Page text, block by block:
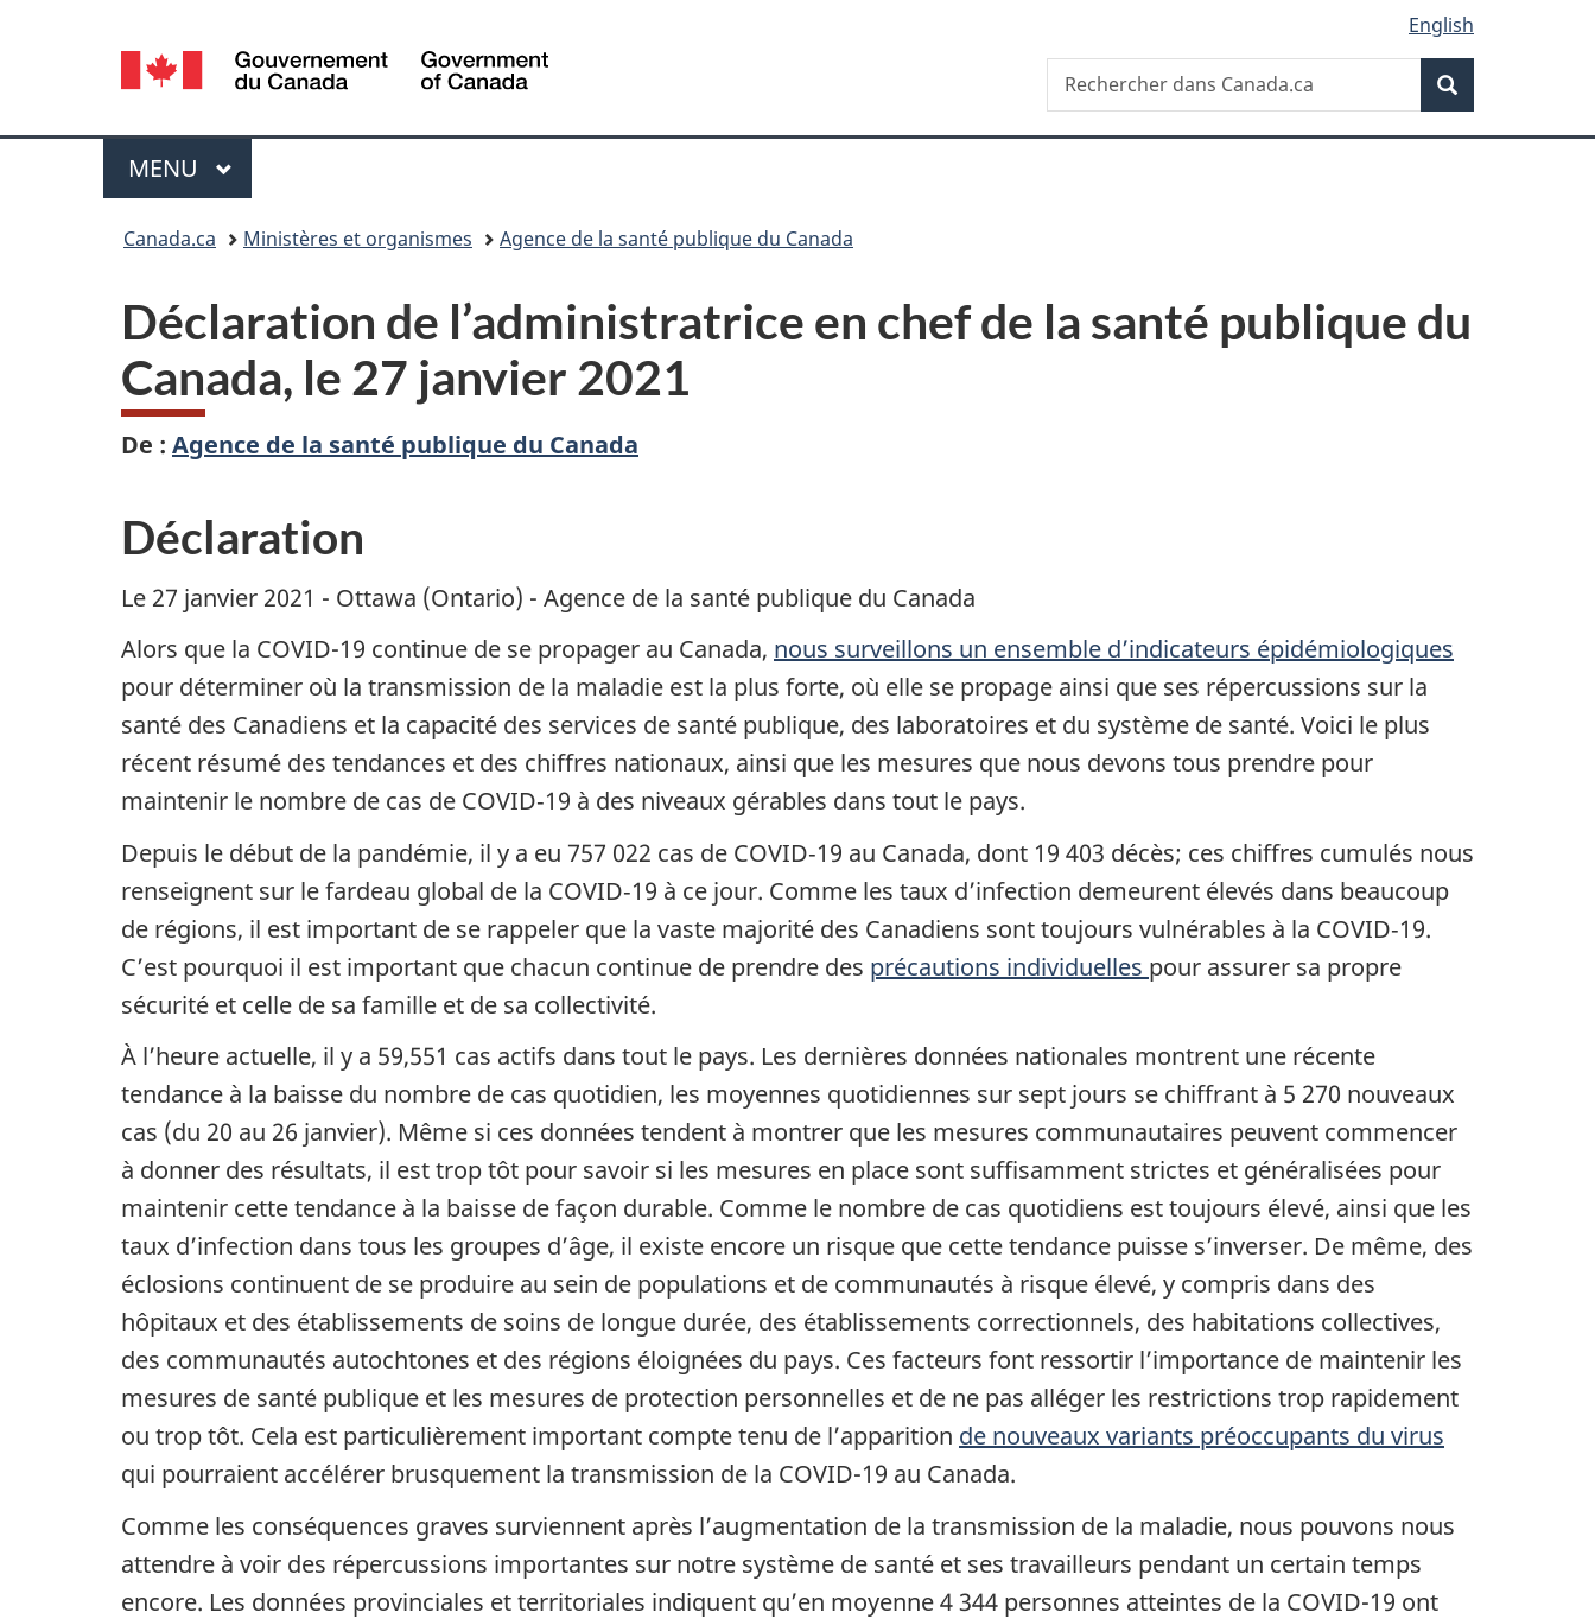
sujet
HTML
Sélection
de
la
langue
English
Canada
Recherche
Rechercher
dans
Menu
MENU PRINCIPAL
Canada.ca Ministères et organismes Agence de la santé publique du Canada
Déclaration de l’administratrice en chef de la santé publique du
Canada, le 27 janvier 2021
De : Agence de la santé publique du Canada
Déclaration
Le 27 janvier 2021 - Ottawa (Ontario) - Agence de la santé publique du Canada
Alors que la COVID-19 continue de se propager au Canada, nous surveillons un ensemble d’indicateurs épidémiologiques
pour déterminer où la transmission de la maladie est la plus forte, où elle se propage ainsi que ses répercussions sur la
santé des Canadiens et la capacité des services de santé publique, des laboratoires et du système de santé. Voici le plus
récent résumé des tendances et des chiffres nationaux, ainsi que les mesures que nous devons tous prendre pour
maintenir le nombre de cas de COVID‑19 à des niveaux gérables dans tout le pays.
Depuis le début de la pandémie, il y a eu 757 022 cas de COVID‑19 au Canada, dont 19 403 décès; ces chiffres cumulés nous
renseignent sur le fardeau global de la COVID‑19 à ce jour. Comme les taux d’infection demeurent élevés dans beaucoup
de régions, il est important de se rappeler que la vaste majorité des Canadiens sont toujours vulnérables à la COVID‑19.
C’est pourquoi il est important que chacun continue de prendre des précautions individuelles pour assurer sa propre
sécurité et celle de sa famille et de sa collectivité.
À l’heure actuelle, il y a 59,551 cas actifs dans tout le pays. Les dernières données nationales montrent une récente
tendance à la baisse du nombre de cas quotidien, les moyennes quotidiennes sur sept jours se chiffrant à 5 270 nouveaux
cas (du 20 au 26 janvier). Même si ces données tendent à montrer que les mesures communautaires peuvent commencer
à donner des résultats, il est trop tôt pour savoir si les mesures en place sont suffisamment strictes et généralisées pour
maintenir cette tendance à la baisse de façon durable. Comme le nombre de cas quotidiens est toujours élevé, ainsi que les
taux d’infection dans tous les groupes d’âge, il existe encore un risque que cette tendance puisse s’inverser. De même, des
éclosions continuent de se produire au sein de populations et de communautés à risque élevé, y compris dans des
hôpitaux et des établissements de soins de longue durée, des établissements correctionnels, des habitations collectives,
des communautés autochtones et des régions éloignées du pays. Ces facteurs font ressortir l’importance de maintenir les
mesures de santé publique et les mesures de protection personnelles et de ne pas alléger les restrictions trop rapidement
ou trop tôt. Cela est particulièrement important compte tenu de l’apparition de nouveaux variants préoccupants du virus
qui pourraient accélérer brusquement la transmission de la COVID-19 au Canada.
Comme les conséquences graves surviennent après l’augmentation de la transmission de la maladie, nous pouvons nous
attendre à voir des répercussions importantes sur notre système de santé et ses travailleurs pendant un certain temps
encore. Les données provinciales et territoriales indiquent qu’en moyenne 4 344 personnes atteintes de la COVID-19 ont